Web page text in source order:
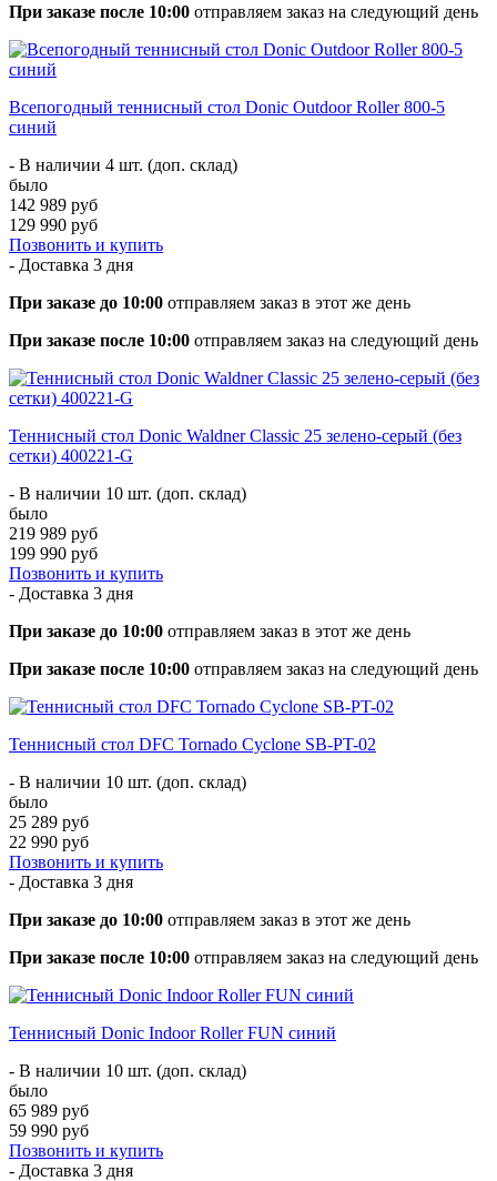
При заказе после 10:00 отправляем заказ на следующий день
Всепогодный теннисный стол Donic Outdoor Roller 800-5
синий
- В наличии 4 шт. (доп. склад)
было
142 989 руб
129 990 руб
Позвонить и купить
- Доставка 3 дня
При заказе до 10:00 отправляем заказ в этот же день
При заказе после 10:00 отправляем заказ на следующий день
Теннисный стол Donic Waldner Classic 25 зелено-серый (без
сетки) 400221-G
- В наличии 10 шт. (доп. склад)
было
219 989 руб
199 990 руб
Позвонить и купить
- Доставка 3 дня
При заказе до 10:00 отправляем заказ в этот же день
При заказе после 10:00 отправляем заказ на следующий день
Теннисный стол DFC Tornado Cyclone SB-PT-02
- В наличии 10 шт. (доп. склад)
было
25 289 руб
22 990 руб
Позвонить и купить
- Доставка 3 дня
При заказе до 10:00 отправляем заказ в этот же день
При заказе после 10:00 отправляем заказ на следующий день
Теннисный Donic Indoor Roller FUN синий
- В наличии 10 шт. (доп. склад)
было
65 989 руб
59 990 руб
Позвонить и купить
- Доставка 3 дня